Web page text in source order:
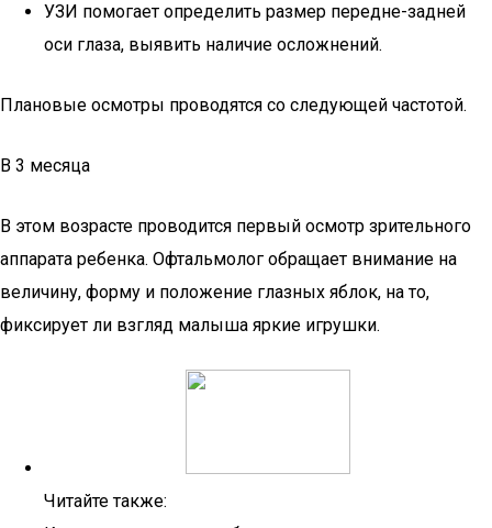
УЗИ помогает определить размер передне-задней
оси глаза, выявить наличие осложнений.
Плановые осмотры проводятся со следующей частотой.
В 3 месяца
В этом возрасте проводится первый осмотр зрительного
аппарата ребенка. Офтальмолог обращает внимание на
величину, форму и положение глазных яблок, на то,
фиксирует ли взгляд малыша яркие игрушки.
Читайте также: